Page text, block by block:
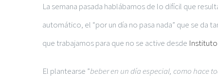
La semana pasada hablábamos de lo difícil que
automático, el “por un día no pasa nada” que se da
que trabajamos para que no se active desde
El plantearse ”beber en un día especial, como hace